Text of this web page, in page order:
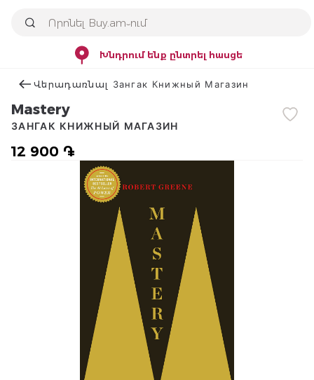
Խնդրում ենք ընտրել հասցե
Վերադառնալ Зангак Книжный Магазин
Mastery
12 900 ֏
ЗАНГАК КНИЖНЫЙ МАГАЗИН